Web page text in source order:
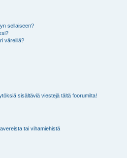
sellaiseen?
väreillä?
sisältäviä viestejä tältä foorumilta!
tai vihamiehistä